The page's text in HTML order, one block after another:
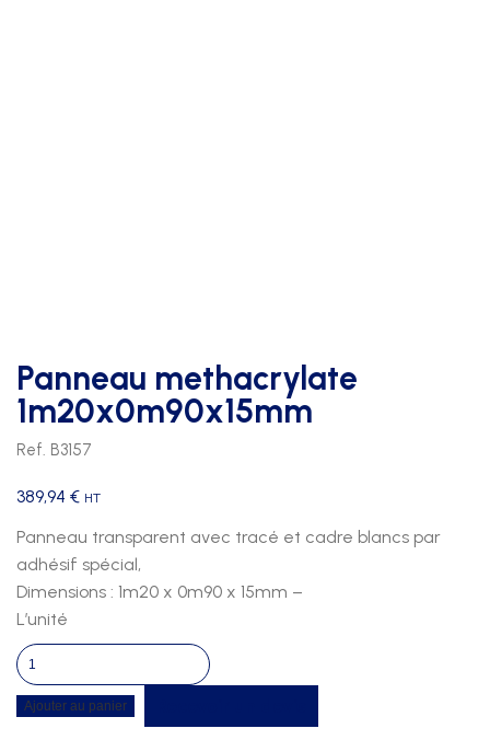
Panneau methacrylate
1m20x0m90x15mm
Ref. B3157
389,94 € HT
Panneau transparent avec tracé et cadre blancs par
adhésif spécial,
Dimensions : 1m20 x 0m90 x 15mm –
L’unité
quantité
de
Panneau
Ajouter au panier